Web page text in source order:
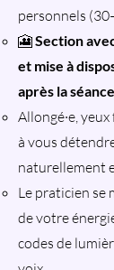
personnels
🎦Section
et mise à
après la séance
Allongé·e,
à vous
naturellement
Le praticien se
de votre
codes de